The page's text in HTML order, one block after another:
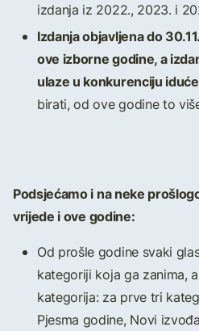
izdanja iz 2022., 2023. i
Izdanja objavljena do
ove izborne godine, a
ulaze u konkurenciju
birati, od ove godine to
Podsjećamo i na neke
vrijede i ove godine:
Od prošle godine svaki
kategoriji koja ga zanima,
kategorija: za prve tri
Pjesma godine, Novi